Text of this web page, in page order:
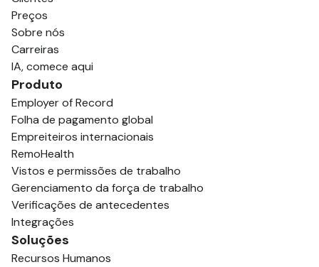
Preços
Sobre nós
Carreiras
IA, comece aqui
Produto
Employer of Record
Folha de pagamento global
Empreiteiros internacionais
RemoHealth
Vistos e permissões de trabalho
Gerenciamento da força de trabalho
Verificações de antecedentes
Integrações
Soluções
Recursos Humanos